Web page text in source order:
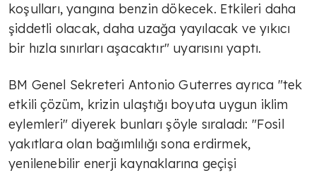
koşulları, yangına benzin dökecek. Etkileri daha
şiddetli olacak, daha uzağa yayılacak ve yıkıcı
bir hızla sınırları aşacaktır" uyarısını yaptı.
BM Genel Sekreteri Antonio Guterres ayrıca "tek
etkili çözüm, krizin ulaştığı boyuta uygun iklim
eylemleri" diyerek bunları şöyle sıraladı: "Fosil
yakıtlara olan bağımlılığı sona erdirmek,
yenilenebilir enerji kaynaklarına geçişi